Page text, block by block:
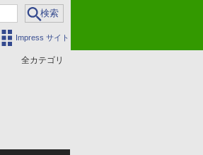
Impress サイト
全カテゴリ